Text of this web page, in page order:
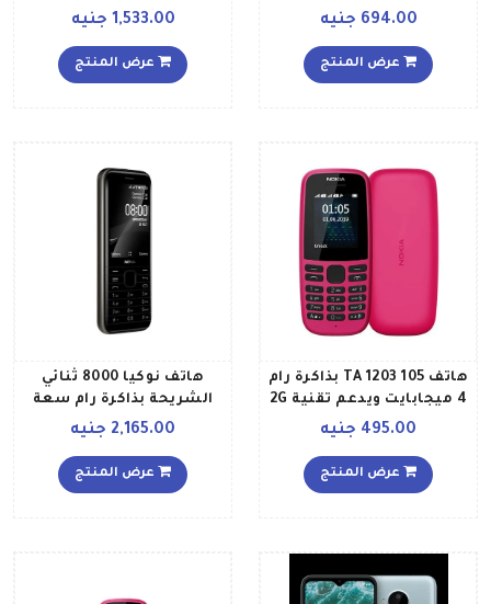
694.00 جنيه
عرض المنتج
1,533.00 جنيه
عرض المنتج
هاتف 105 TA 1203 بذاكرة رام
4 ميجابايت ويدعم تقنية 2G
لون وردي
495.00 جنيه
عرض المنتج
هاتف نوكيا 8000 ثنائي
الشريحة بذاكرة رام سعة
512 ميجابايت وذاكرة داخلية
تقنية 4G LTE بلون أسود
2,165.00 جنيه
عرض المنتج